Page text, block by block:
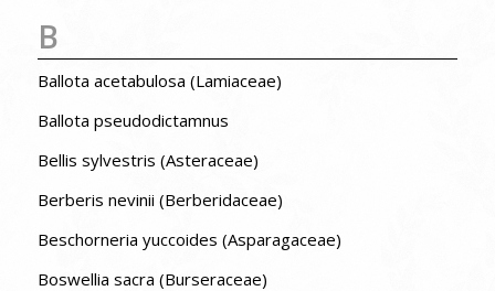
B
Ballota acetabulosa (Lamiaceae)
Ballota pseudodictamnus
Bellis sylvestris (Asteraceae)
Berberis nevinii (Berberidaceae)
Beschorneria yuccoides (Asparagaceae)
Boswellia sacra (Burseraceae)